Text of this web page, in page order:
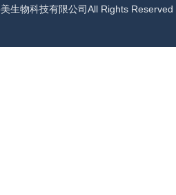
生物科技有限公司All Rights